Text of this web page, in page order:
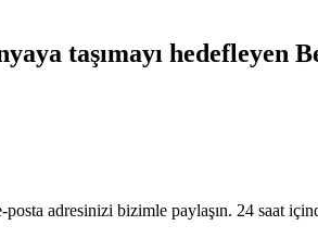
taşımayı
adresinizi bizimle paylaşın. 24 saat